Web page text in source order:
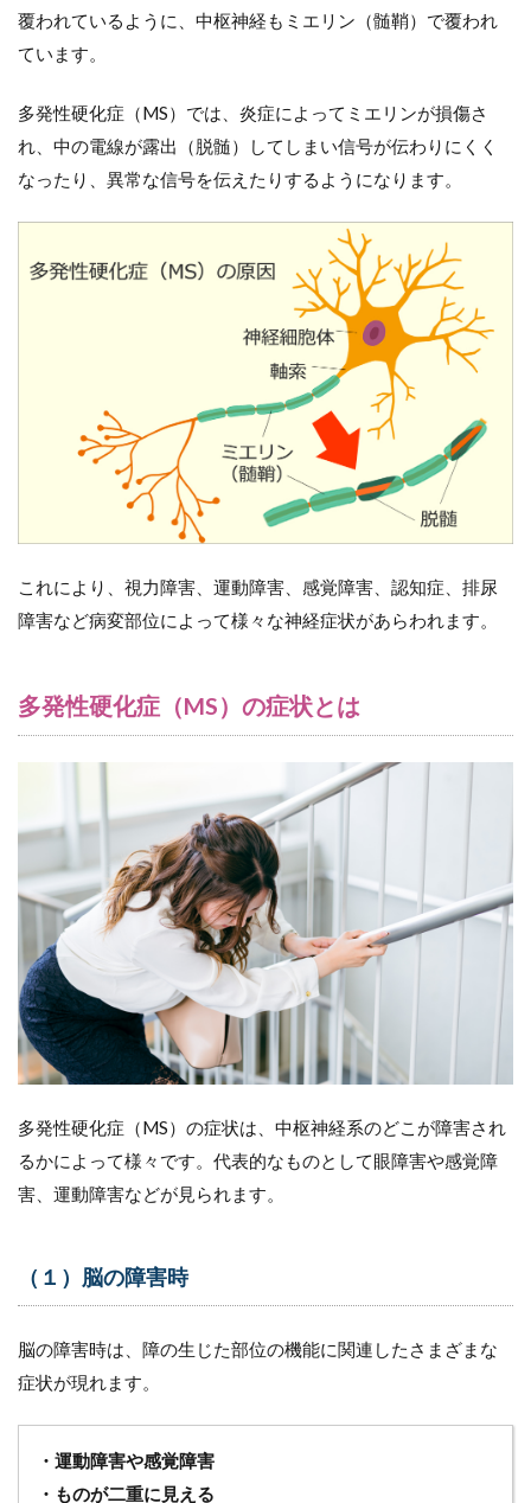
数の
推移
発性硬
化症
（MS）
の診断
※多発
もつ他
の疾患
（MS）
方法
6.1
（増
悪)期
の治療
質ホル
モン大
量点滴
静注療
法（ス
テロイ
ドパル
法）
血液浄
6.2
（２）
慢性
(進行)
発進行
6.3
（３）
法
6.4
（４）
覆われているように、中枢神経もミエリン（髄鞘）で覆われ
ています。
多発性硬化症（MS）では、炎症によってミエリンが損傷さ
れ、中の電線が露出（脱髄）してしまい信号が伝わりにくく
なったり、異常な信号を伝えたりするようになります。
これにより、視力障害、運動障害、感覚障害、認知症、排尿
障害など病変部位によって様々な神経症状があらわれます。
多発性硬化症（MS）の症状とは
多発性硬化症（MS）の症状は、中枢神経系のどこが障害され
るかによって様々です。代表的なものとして眼障害や感覚障
害、運動障害などが見られます。
（１）脳の障害時
脳の障害時は、障の生じた部位の機能に関連したさまざまな
症状が現れます。
・運動障害や感覚障害
・ものが二重に見える